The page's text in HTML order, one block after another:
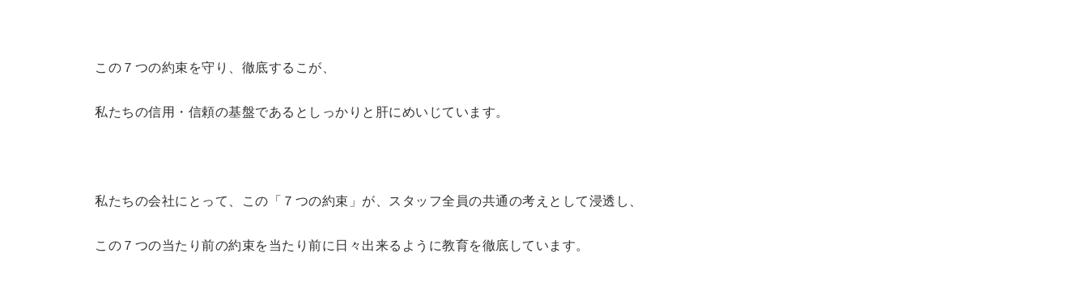
この７つの約束を守り、徹底するこが、
私たちの信用・信頼の基盤であるとしっかりと肝にめいじています。
私たちの会社にとって、この「７つの約束」が、スタッフ全員の共通の考えとして浸透し、
この７つの当たり前の約束を当たり前に日々出来るように教育を徹底しています。